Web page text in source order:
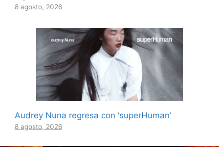
8 agosto, 2026
Audrey Nuna regresa con ‘superHuman’
8 agosto, 2026